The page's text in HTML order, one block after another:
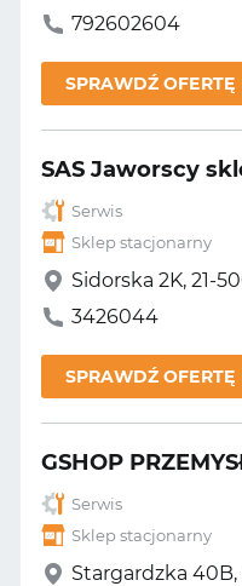
792602604
SPRAWDŹ OFERTĘ
SAS Jaworscy
Serwis
Sklep stacjonarny
Sidorska 2K, 21-
3426044
SPRAWDŹ OFERTĘ
GSHOP
Serwis
Sklep stacjonarny
Stargardzka 40B,